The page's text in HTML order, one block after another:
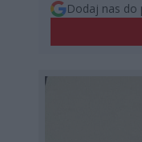
Dodaj nas do